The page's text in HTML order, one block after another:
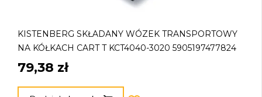
KISTENBERG SKŁADANY WÓZEK TRANSPORTOWY
NA KÓŁKACH CART T KCT4040-3020 5905197477824
79,38 zł